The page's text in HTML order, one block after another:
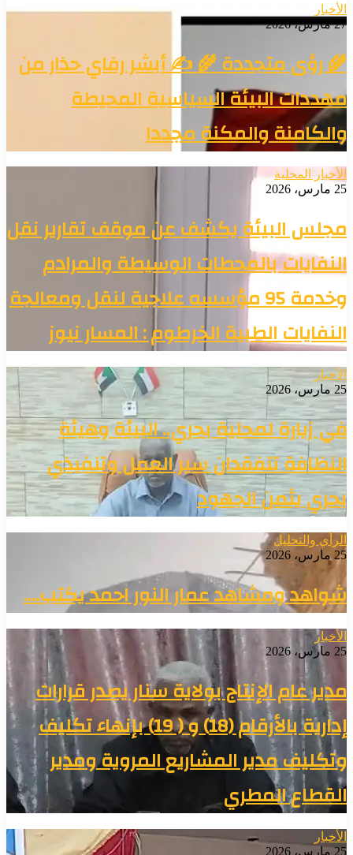
الأخبار
27 مارس، 2026
🌾 رؤى متجددة 🌾 ✍️ أبشر رفاي حذار من
مهددات البيئة السياسية المحيطة
والكامنة والمكنة مجددا
الأخبار المحلية
25 مارس، 2026
مجلس البيئة يكشف عن موقف تقارير نقل
النفايات بالمحطات الوسيطة والمرادم
وخدمة 95 مؤسسه علاجية لنقل ومعالجة
النفايات الطبية الخرطوم : المسار نيوز
الأخبار
25 مارس، 2026
في زيارة لمحلية بحري.. البيئة وهيئة
النظافة تتفقدان سير العمل وتنفيذي
بحري يثمن الجهود
الرأي والتحليل
25 مارس، 2026
شواهد ومشاهد عمار النور احمد يكتب….
الأخبار
25 مارس، 2026
مدير عام الإنتاج بولاية سنار يصدر قرارات
إدارية بالأرقام (18) و ( 19) بإنهاء تكليف
وتكليف مدير المشاريع المروية ومدير
القطاع المطري
الأخبار
25 مارس، 2026